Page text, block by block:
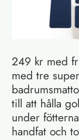
249 kr med
med tre
till att hålla
under
handfat och